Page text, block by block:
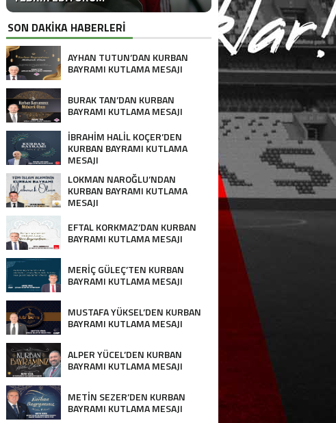
SON DAKİKA HABERLERİ
AYHAN TUTUN’DAN KURBAN
BAYRAMI KUTLAMA MESAJI
BURAK TAN’DAN KURBAN
BAYRAMI KUTLAMA MESAJI
İBRAHİM HALİL KOÇER’DEN
KURBAN BAYRAMI KUTLAMA
MESAJI
LOKMAN NAROĞLU’NDAN
KURBAN BAYRAMI KUTLAMA
MESAJI
EFTAL KORKMAZ’DAN KURBAN
BAYRAMI KUTLAMA MESAJI
MERİÇ GÜLEÇ’TEN KURBAN
BAYRAMI KUTLAMA MESAJI
MUSTAFA YÜKSEL’DEN KURBAN
BAYRAMI KUTLAMA MESAJI
ALPER YÜCEL’DEN KURBAN
BAYRAMI KUTLAMA MESAJI
METİN SEZER’DEN KURBAN
BAYRAMI KUTLAMA MESAJI